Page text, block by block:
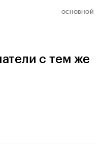
ОСНОВНОЙ
с тем же